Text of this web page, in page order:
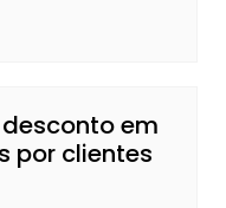
em
por clientes